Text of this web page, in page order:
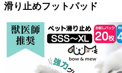
滑り止めフットパッド